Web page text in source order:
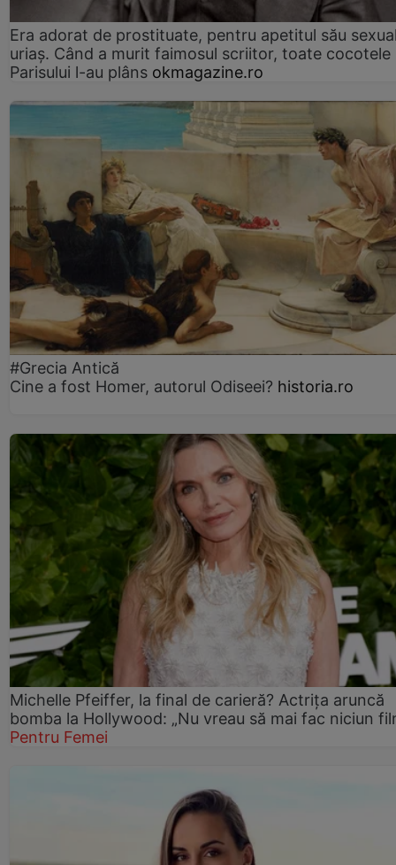
Era adorat de prostituate, pentru apetitul său
uriaș. Când a murit faimosul scriitor, toate cocotele
Parisului l-au plâns okmagazine.ro
#Grecia Antică
Cine a fost Homer, autorul Odiseei? historia.ro
Michelle Pfeiffer, la final de carieră? Actrița aruncă
bomba la Hollywood: „Nu vreau să mai fac niciun
Pentru Femei